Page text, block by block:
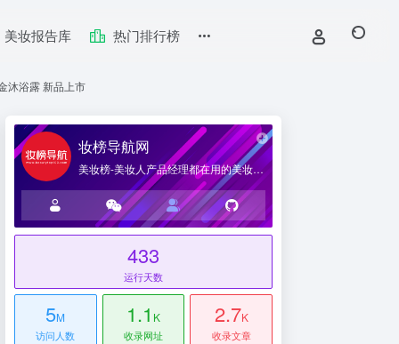
美妆报告库 热门排行榜
沐浴露 新品上市
妆榜导航网
美妆榜-美妆人产品经理都在用的美妆产业导航网站
433
运行天数
5M
访问人数
1.1 K
收录网址
2.7K
收录文章